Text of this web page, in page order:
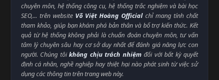
chuyên môn, hệ thống công cụ, hệ thống trắc nghiệm và bài học
SEO,... trên website Võ Việt Hoàng Official chỉ mang tính chất
tham khảo, giúp bạn khám phá bản thân và bổ trợ kiến thức. Kết
quả từ hệ thống không phải là chuẩn đoán chuyên môn, tư vấn
tâm lý chuyên sâu hay cơ sở duy nhất để đánh giá năng lực con
người. Chúng tôikhông chịu trách nhiệm đối với bất kỳ quyết
định cá nhân, nghề nghiệp hay thiệt hại nào phát sinh từ việc sử
dụng các thông tin trên trang web này.